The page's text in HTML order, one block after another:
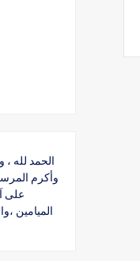
الحمد لله ،
وأكرم
على
الميامين